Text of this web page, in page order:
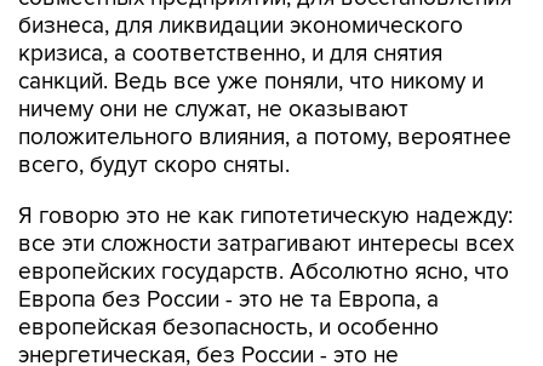
бизнеса, для ликвидации экономического
кризиса, а соответственно, и для снятия
санкций. Ведь все уже поняли, что никому и
ничему они не служат, не оказывают
положительного влияния, а потому, вероятнее
всего, будут скоро сняты.
Я говорю это не как гипотетическую надежду:
все эти сложности затрагивают интересы всех
европейских государств. Абсолютно ясно, что
Европа без России - это не та Европа, а
европейская безопасность, и особенно
энергетическая, без России - это не